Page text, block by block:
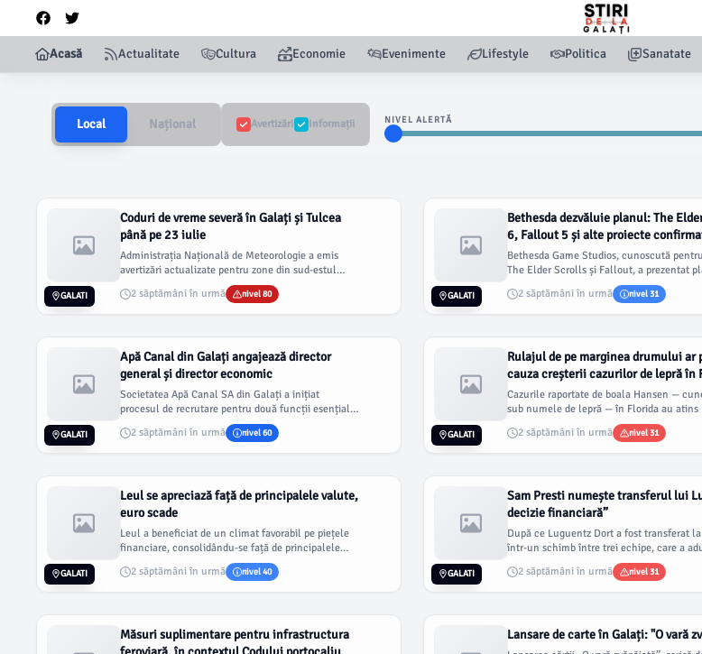
Acasă Actualitate Cultura Economie Evenimente Lifestyle Politica Sanatate
Local Național Avertizări Informații NIVEL ALERTĂ
Coduri de vreme severă în Galați și Tulcea
până pe 23 iulie
Administrația Națională de Meteorologie a emis
avertizări actualizate pentru zone din sud-estul
României. Galațiul va fi...
2 săptămâni în urmă nivel 80
GALATI
Bethesda dezvăluie planul: The
6, Fallout 5 și alte proiecte
Bethesda Game Studios, cunoscută
The Elder Scrolls și Fallout, a prezentat
2 săptămâni în urmă nivel 31
GALATI
Apă Canal din Galați angajează director
general și director economic
Societatea Apă Canal SA din Galați a inițiat
procesul de recrutare pentru două funcții esențiale:
2 săptămâni în urmă nivel 60
GALATI
Rulajul de pe marginea drumului ar
cauza creșterii cazurilor de lepră în
Centrală
Cazurile raportate de boala Hansen —
sub numele de lepră — în Florida au atins
2 săptămâni în urmă nivel 31
GALATI
Leul se apreciază față de principalele valute,
euro scade
Leul a beneficiat de un climat favorabil pe piețele
financiare, consolidându-se față de principalele
2 săptămâni în urmă nivel 40
GALATI
Sam Presti numește transferul lui
decizie financiară”
După ce Luguentz Dort a fost transferat
într-un schimb între trei echipe, care a
2 săptămâni în urmă nivel 31
GALATI
Măsuri suplimentare pentru infrastructura
Lansare de carte în Galați: "O vară